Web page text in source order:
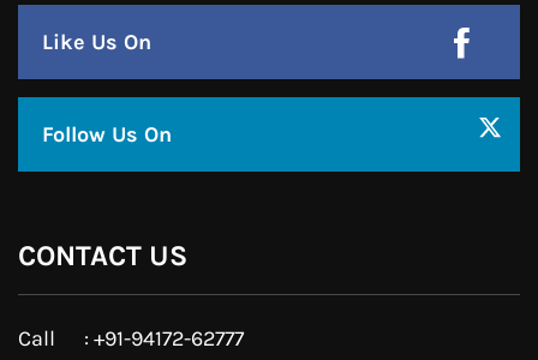
Theme: Royal News byThemeinWP